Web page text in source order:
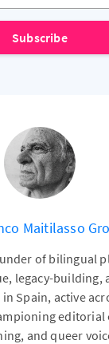
Subscribe
Maitilasso
of bilingual
legacy-building,
Spain, active
editorial
and queer